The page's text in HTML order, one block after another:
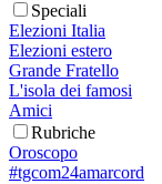
Speciali
Elezioni Italia
Elezioni estero
Grande Fratello
L'isola dei famosi
Amici
Rubriche
Oroscopo
#tgcom24amarcord